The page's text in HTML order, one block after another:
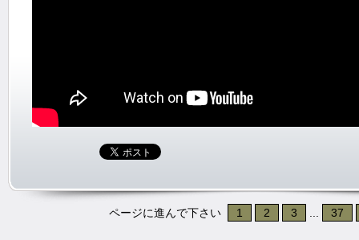
ページに進んで下さい 1 2 3 37